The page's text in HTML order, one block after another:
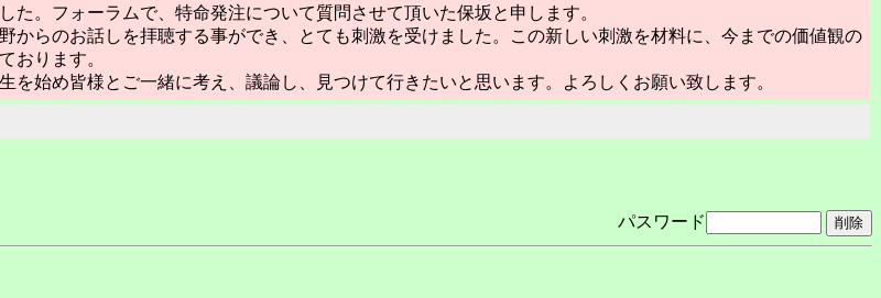
。フォーラムで、特命発注について質問させて頂いた保坂と申します。
らのお話しを拝聴する事ができ、とても刺激を受けました。この新しい刺激を材料に、今までの価値観の
おります。
始め皆様とご一緒に考え、議論し、見つけて行きたいと思います。よろしくお願い致します。
パスワード